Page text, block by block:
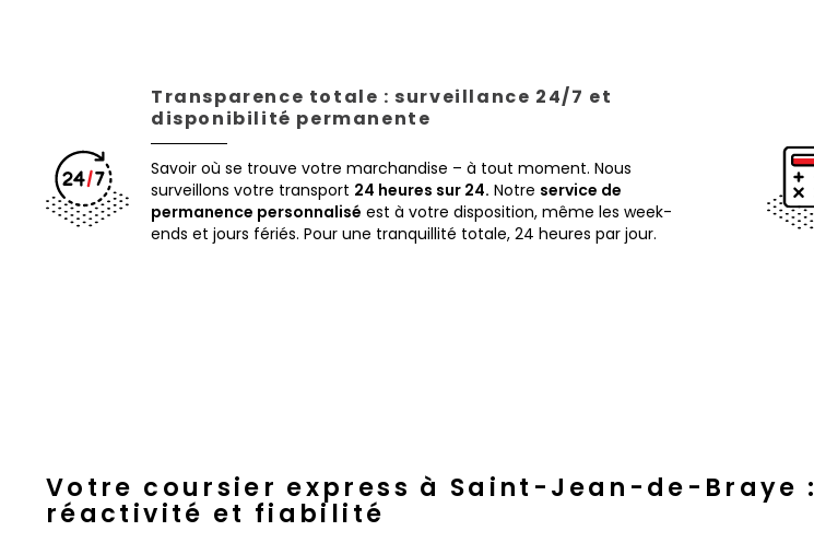
Transparence totale : surveillance 24/7 et
disponibilité permanente
Savoir où se trouve votre marchandise – à tout moment. Nous
surveillons votre transport 24 heures sur 24. Notre service de
permanence personnalisé est à votre disposition, même les week-
ends et jours fériés. Pour une tranquillité totale, 24 heures par jour.
Votre coursier express à Saint-Jean-de-Braye :
réactivité et fiabilité